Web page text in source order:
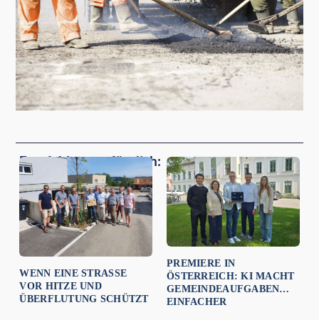
Empfehlungen für dich:
WENN EINE STRASSE V
OR HITZE UND Ü
BERFLUTUNG SCHÜTZT
PREMIERE IN
ÖSTERREICH: KI MACHT
GEMEINDEAUFGABEN
EINFACHER